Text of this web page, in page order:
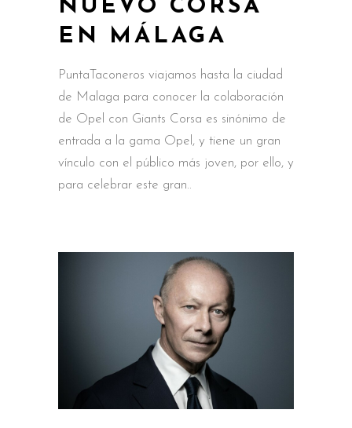
NUEVO CORSA
EN MÁLAGA
PuntaTaconeros viajamos hasta la ciudad
de Malaga para conocer la colaboración
de Opel con Giants Corsa es sinónimo de
entrada a la gama Opel, y tiene un gran
vínculo con el público más joven, por ello, y
para celebrar este gran